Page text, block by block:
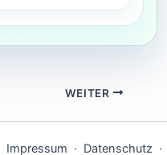
WEITER
Impressum · Datenschutz ·